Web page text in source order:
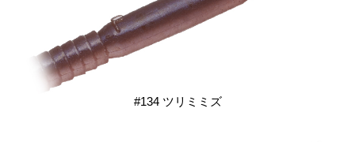
#134 ツリミミズ